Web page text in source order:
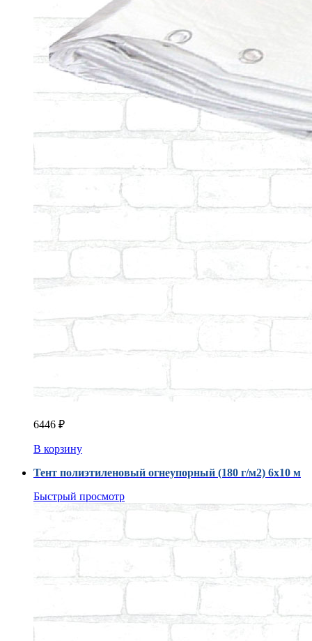
6446 ₽
В корзину
Тент полиэтиленовый огнеупорный (180 г/м2) 6х10 м
Быстрый просмотр